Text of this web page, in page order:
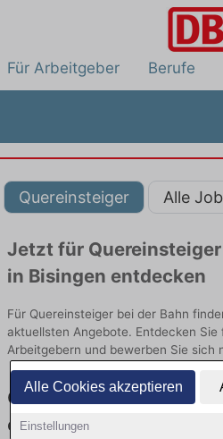
Alle Cookies akzeptieren
Einstellungen
Für Arbeitgeber Berufe
Quereinsteiger Alle
Jetzt für
in Bisingen entdecken
Für Quereinsteiger bei der Bahn
aktuellsten Angebote. Entdecken
Arbeitgebern und bewerben Sie sich
Quereinsteiger Jobs in
es keine